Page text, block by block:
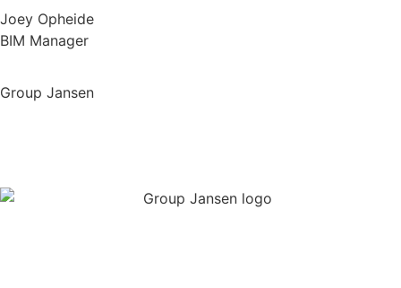
Joey Opheide
BIM Manager
Group Jansen